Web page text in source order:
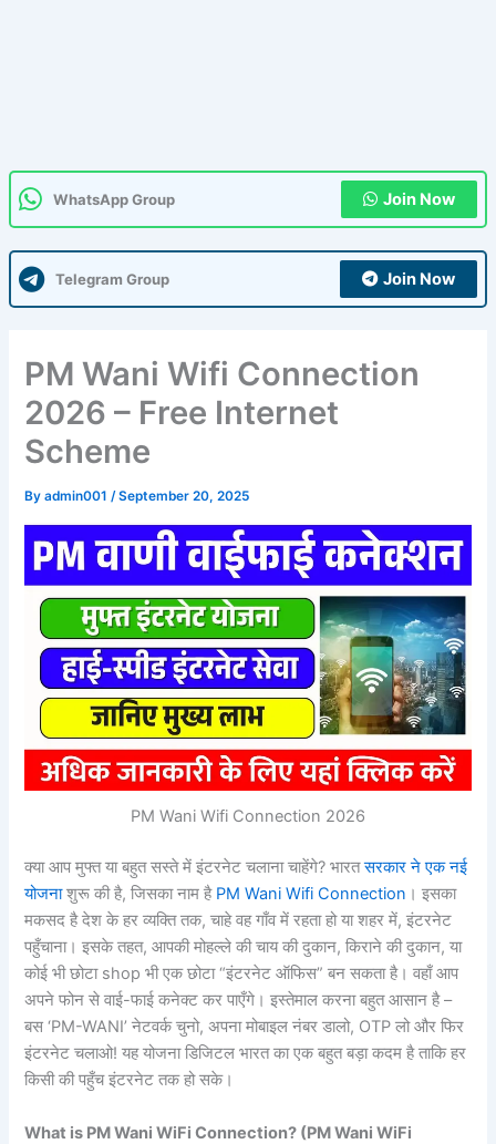
WhatsApp Group Join Now
Telegram Group Join Now
PM Wani Wifi Connection
2026 – Free Internet
Scheme
Byadmin001/September 20, 2025
PM Wani Wifi Connection 2026
क्या आप मुफ्त या बहुत सस्ते में इंटरनेट चलाना चाहेंगे? भारतसरकार ने एक नई
योजनाशुरू की है, जिसका नाम है PM Wani Wifi Connection । इसका
मकसद है देश के हर व्यक्ति तक, चाहे वह गाँव में रहता हो या शहर में, इंटरनेट
पहुँचाना। इसके तहत, आपकी मोहल्ले की चाय की दुकान, किराने की दुकान, या
कोई भी छोटा shop भी एक छोटा “इंटरनेट ऑफिस” बन सकता है। वहाँ आप
अपने फोन से वाई-फाई कनेक्ट कर पाएँगे। इस्तेमाल करना बहुत आसान है –
बस ‘PM-WANI’ नेटवर्क चुनो, अपना मोबाइल नंबर डालो, OTP लो और फिर
इंटरनेट चलाओ! यह योजना डिजिटल भारत का एक बहुत बड़ा कदम है ताकि हर
किसी की पहुँच इंटरनेट तक हो सके।
What is PM Wani WiFi Connection? (PM Wani WiFi